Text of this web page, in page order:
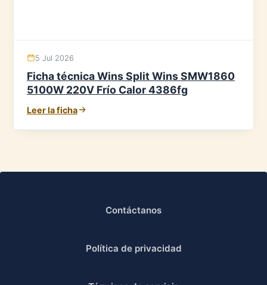
5 Jul 2026
Ficha técnica Wins Split Wins SMW1860
5100W 220V Frío Calor 4386fg
Leer la ficha
Contáctanos
Política de privacidad